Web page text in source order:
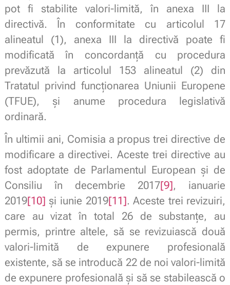
pot fi stabilite valori-limită, în anexa III la
directivă. În conformitate cu articolul 17
alineatul (1), anexa III la directivă poate fi
modificată în concordanță cu procedura
prevăzută la articolul 153 alineatul (2) din
Tratatul privind funcționarea Uniunii Europene
(TFUE), și anume procedura legislativă
ordinară.
În ultimii ani, Comisia a propus trei directive de
modificare a directivei. Aceste trei directive au
fost adoptate de Parlamentul European și de
Consiliu în decembrie 2017[9], ianuarie
2019[10] și iunie 2019[11]. Aceste trei revizuiri,
care au vizat în total 26 de substanțe, au
permis, printre altele, să se revizuiască două
valori-limită de expunere profesională
existente, să se introducă 22 de noi valori-limită
de expunere profesională și să se stabilească o